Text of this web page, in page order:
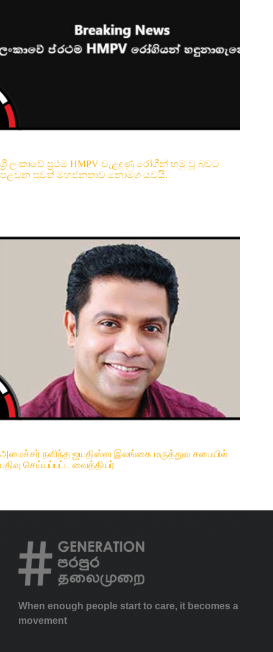
ශ්‍රී ලංකාවේ ප්‍රථම HMPV වැළඳුණු රෝගීන් හමු වූ බවට
පළවන පුවත් මහජනතාව නොමග යවයි.
அமைச்சர் நளிந்த ஜயதிஸ்ஸ இலங்கை மருத்துவ சபையில்
பதிவு செய்யப்பட்ட வைத்தியர்
When enough people start to care, it becomes a
movement